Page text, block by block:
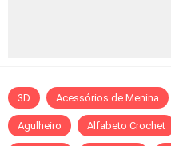
3D Acessórios de Menina
Agulheiro Alfabeto Crochet